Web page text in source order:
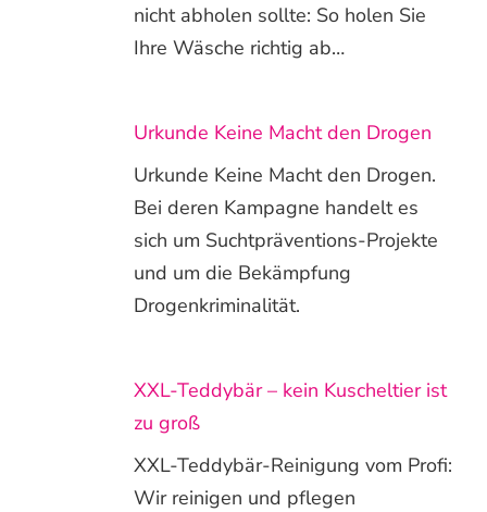
nicht abholen sollte: So holen Sie
Ihre Wäsche richtig ab…
Urkunde Keine Macht den Drogen
Urkunde Keine Macht den Drogen.
Bei deren Kampagne handelt es
sich um Suchtpräventions-Projekte
und um die Bekämpfung
Drogenkriminalität.
XXL-Teddybär – kein Kuscheltier ist
zu groß
XXL-Teddybär-Reinigung vom Profi:
Wir reinigen und pflegen